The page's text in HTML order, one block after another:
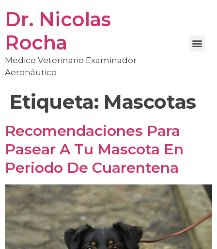
Dr. Nicolas
Rocha
Medico Veterinario Examinador
Aeronáutico
Etiqueta: Mascotas
Recomendaciones Para
Pasear A Tu Mascota En
Periodo De Cuarentena